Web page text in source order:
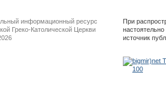
информационный ресурс
Греко-Католической Церкви
При
источник